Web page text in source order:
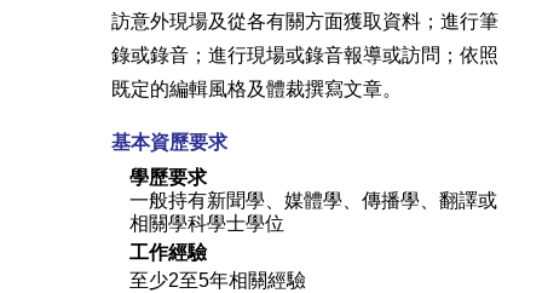
訪意外現場及從各有關方面獲取資料；進行筆
錄或錄音；進行現場或錄音報導或訪問；依照
既定的編輯風格及體裁撰寫文章。
基本資歷要求
學歷要求
一般持有新聞學、媒體學、傳播學、翻譯或
相關學科學士學位
工作經驗
至少2至5年相關經驗